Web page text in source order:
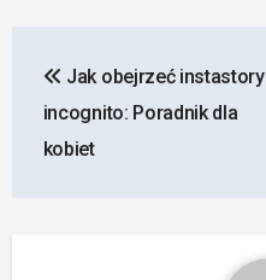
wpisu
Jak obejrzeć instastory
incognito: Poradnik dla
kobiet